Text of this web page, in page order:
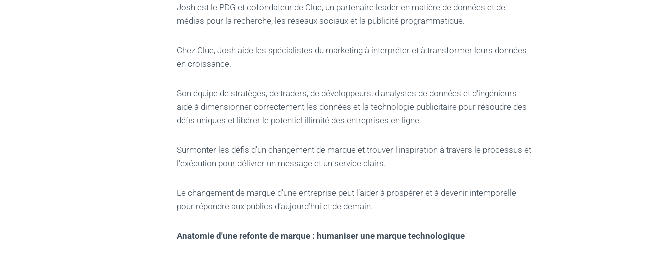
Josh est le PDG et cofondateur de Clue, un partenaire leader en matière de données et de
médias pour la recherche, les réseaux sociaux et la publicité programmatique.
Chez Clue, Josh aide les spécialistes du marketing à interpréter et à transformer leurs données
en croissance.
Son équipe de stratèges, de traders, de développeurs, d'analystes de données et d'ingénieurs
aide à dimensionner correctement les données et la technologie publicitaire pour résoudre des
défis uniques et libérer le potentiel illimité des entreprises en ligne.
Surmonter les défis d'un changement de marque et trouver l'inspiration à travers le processus et
l'exécution pour délivrer un message et un service clairs.
Le changement de marque d’une entreprise peut l’aider à prospérer et à devenir intemporelle
pour répondre aux publics d’aujourd’hui et de demain.
Anatomie d'une refonte de marque : humaniser une marque technologique